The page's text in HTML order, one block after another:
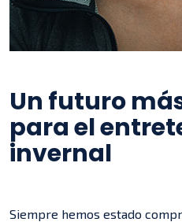
Un futuro
para el
invernal
Siempre hemos estado